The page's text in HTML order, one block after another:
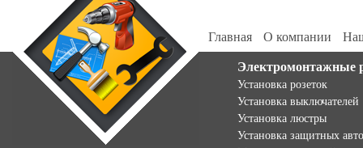
Главная О компании
Электромонтажные
Установка розеток
Установка выключателей
Установка люстры
Установка защитных